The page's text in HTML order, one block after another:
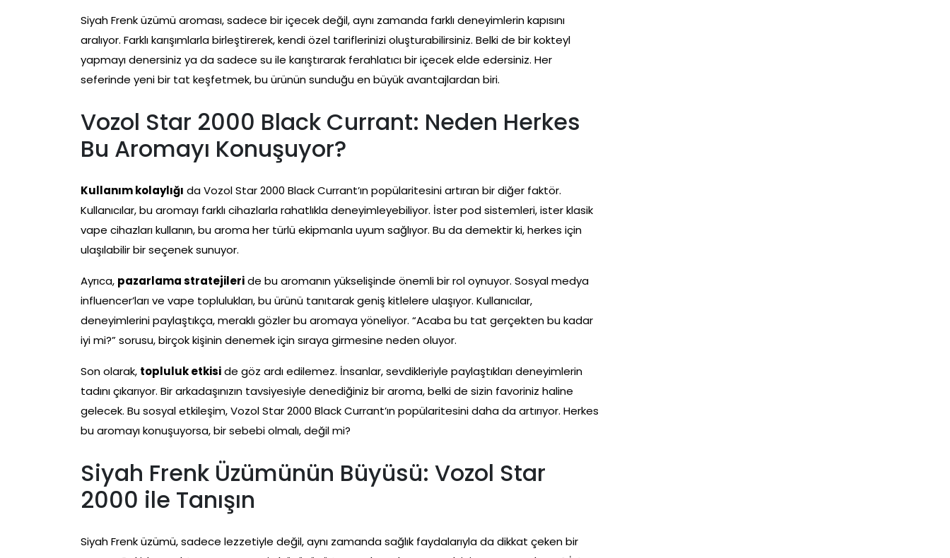
Siyah Frenk üzümü aroması, sadece bir içecek değil, aynı zamanda farklı deneyimlerin kapısını
aralıyor. Farklı karışımlarla birleştirerek, kendi özel tariflerinizi oluşturabilirsiniz. Belki de bir kokteyl
yapmayı denersiniz ya da sadece su ile karıştırarak ferahlatıcı bir içecek elde edersiniz. Her
seferinde yeni bir tat keşfetmek, bu ürünün sunduğu en büyük avantajlardan biri.
Vozol Star 2000 Black Currant: Neden Herkes
Bu Aromayı Konuşuyor?
Kullanım kolaylığı da Vozol Star 2000 Black Currant’ın popülaritesini artıran bir diğer faktör.
Kullanıcılar, bu aromayı farklı cihazlarla rahatlıkla deneyimleyebiliyor. İster pod sistemleri, ister klasik
vape cihazları kullanın, bu aroma her türlü ekipmanla uyum sağlıyor. Bu da demektir ki, herkes için
ulaşılabilir bir seçenek sunuyor.
Ayrıca, pazarlama stratejileride bu aromanın yükselişinde önemli bir rol oynuyor. Sosyal medya
influencer’ları ve vape toplulukları, bu ürünü tanıtarak geniş kitlelere ulaşıyor. Kullanıcılar,
deneyimlerini paylaştıkça, meraklı gözler bu aromaya yöneliyor. “Acaba bu tat gerçekten bu kadar
iyi mi?” sorusu, birçok kişinin denemek için sıraya girmesine neden oluyor.
Son olarak, topluluk etkiside göz ardı edilemez. İnsanlar, sevdikleriyle paylaştıkları deneyimlerin
tadını çıkarıyor. Bir arkadaşınızın tavsiyesiyle denediğiniz bir aroma, belki de sizin favoriniz haline
gelecek. Bu sosyal etkileşim, Vozol Star 2000 Black Currant’ın popülaritesini daha da artırıyor. Herkes
bu aromayı konuşuyorsa, bir sebebi olmalı, değil mi?
Siyah Frenk Üzümünün Büyüsü: Vozol Star
2000 ile Tanışın
Siyah Frenk üzümü, sadece lezzetiyle değil, aynı zamanda sağlık faydalarıyla da dikkat çeken bir